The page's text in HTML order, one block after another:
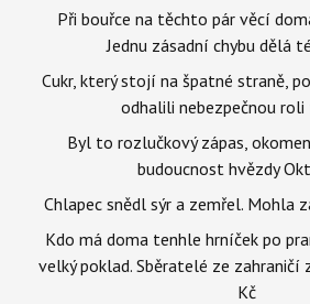
Při bouřce na těchto pár věcí
Jednu zásadní chybu dělá
Cukr, který stojí na špatné straně,
odhalili nebezpečnou
Byl to rozlučkový zápas,
budoucnost hvězdy
Chlapec snědl sýr a zemřel. Mohla
Kdo má doma tenhle hrníček po
velký poklad. Sběratelé ze
Kč